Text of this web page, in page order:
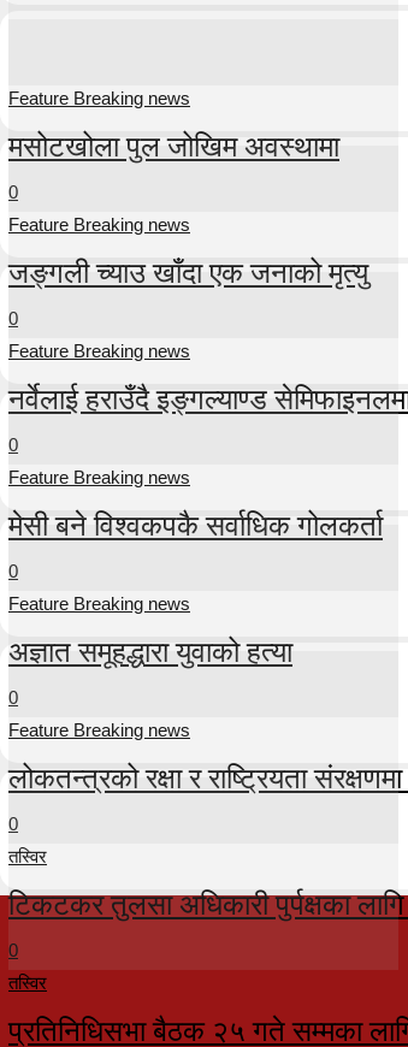
Feature Breaking news
मसोटखोला पुल जोखिम अवस्थामा
0
Feature Breaking news
जङ्गली च्याउ खाँदा एक जनाको मृत्यु
0
Feature Breaking news
नर्वेलाई हराउँदै इङ्गल्याण्ड
0
Feature Breaking news
मेसी बने विश्वकपकै सर्वाधिक गोलकर्ता
0
Feature Breaking news
अज्ञात समूहद्धारा युवाको हत्या
0
Feature Breaking news
लोकतन्त्रको रक्षा र राष्ट्रियता
0
तस्विर
टिकटकर तुलसा अधिकारी पुर्पक्षका
0
तस्विर
प्रतिनिधिसभा बैठक २५ गते सम्मका